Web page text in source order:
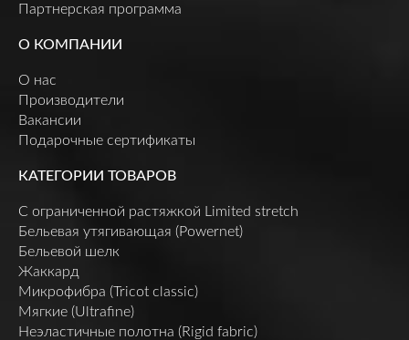
Партнерская программа
О КОМПАНИИ
О нас
Производители
Вакансии
Подарочные сертификаты
КАТЕГОРИИ ТОВАРОВ
C ограниченной растяжкой Limited stretch
Бельевая утягивающая (Powernet)
Бельевой шелк
Жаккард
Микрофибра (Tricot classic)
Мягкие (Ultrafine)
Неэластичные полотна (Rigid fabric)